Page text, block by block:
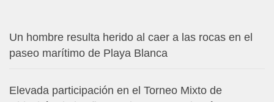
Un hombre resulta herido al caer a las rocas en el
paseo marítimo de Playa Blanca
Elevada participación en el Torneo Mixto de